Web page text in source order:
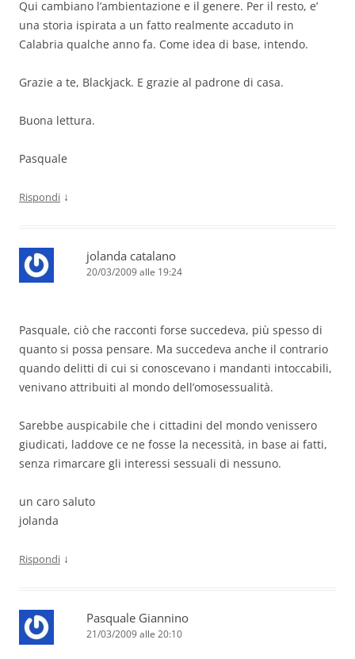
Qui cambiano l’ambientazione e il genere. Per il resto, e’
una storia ispirata a un fatto realmente accaduto in
Calabria qualche anno fa. Come idea di base, intendo.
Grazie a te, Blackjack. E grazie al padrone di casa.
Buona lettura.
Pasquale
Rispondi ↓
jolanda catalano
20/03/2009 alle 19:24
Pasquale, ciò che racconti forse succedeva, più spesso di
quanto si possa pensare. Ma succedeva anche il contrario
quando delitti di cui si conoscevano i mandanti intoccabili,
venivano attribuiti al mondo dell’omosessualità.
Sarebbe auspicabile che i cittadini del mondo venissero
giudicati, laddove ce ne fosse la necessità, in base ai fatti,
senza rimarcare gli interessi sessuali di nessuno.
un caro saluto
jolanda
Rispondi ↓
Pasquale Giannino
21/03/2009 alle 20:10